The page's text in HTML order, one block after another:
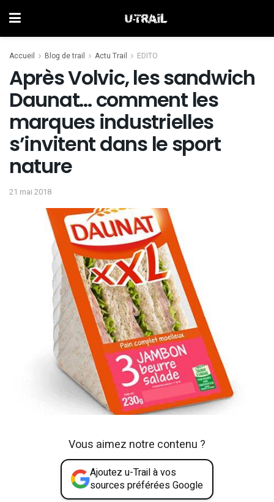
Accueil Blog de trail Actu Trail EDITO
Après Volvic, les sandwich
Daunat… comment les
marques industrielles
s’invitent dans le sport
nature
21 mai 2018
Vous aimez notre contenu ?
Ajoutez u-Trail à vos
sources préférées Google